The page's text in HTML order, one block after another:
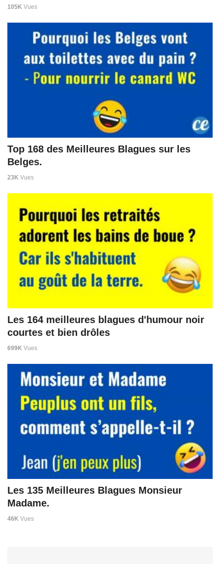
105K Vues
Top 168 des Meilleures Blagues sur les
Belges.
23K Vues
Les 164 meilleures blagues d'humour noir
courtes et bien drôles
699K Vues
Les 135 Meilleures Blagues Monsieur
Madame.
46K Vues